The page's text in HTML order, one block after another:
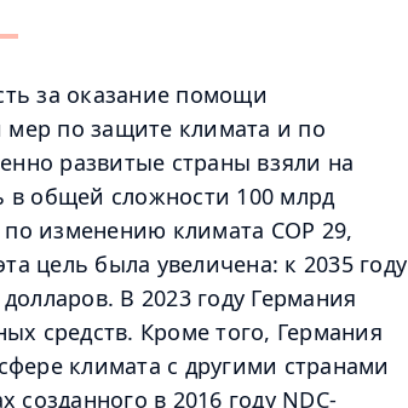
за оказание помощи
по защите климата и по
развитые страны взяли на
в общей сложности 100 млрд
изменению климата COP 29,
цель была увеличена: к 2035 году
В 2023 году Германия
средств. Кроме того, Германия
климата с другими странами
в 2016 году NDC-